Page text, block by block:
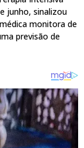
junho, sinalizou
monitora de
previsão de